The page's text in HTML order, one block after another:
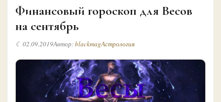
Финансовый гороскоп для Весов
на сентябрь
☾ 02.09.2019Автор:blackmagАстрология